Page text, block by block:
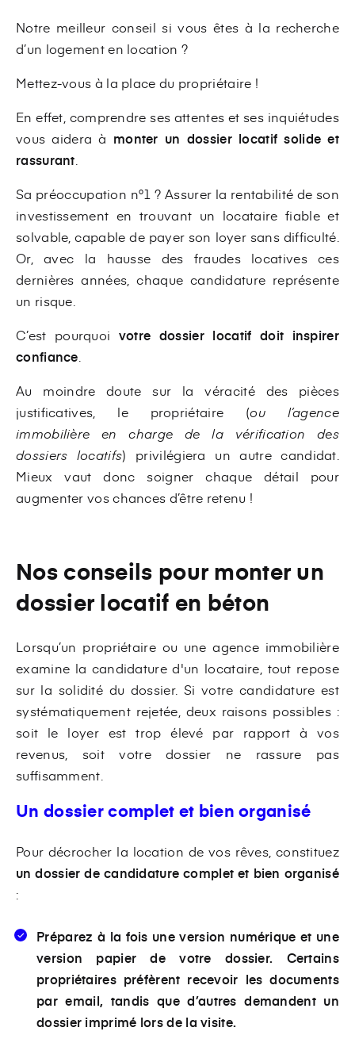
Notre meilleur conseil si vous êtes à la recherche
d’un logement en location ?
Mettez-vous à la place du propriétaire !
En effet, comprendre ses attentes et ses inquiétudes
vous aidera à monter un dossier locatif solide et
rassurant
Sa préoccupation n°1 ? Assurer la rentabilité de son
investissement en trouvant un locataire fiable et
solvable, capable de payer son loyer sans difficulté.
Or, avec la hausse des fraudes locatives ces
dernières années, chaque candidature représente
un risque.
C’est pourquoi votre dossier locatif doit inspirer
confiance
Au moindre doute sur la véracité des pièces
justificatives, le propriétaire (ou l’agence
immobilière en charge de la vérification des
dossiers locatifs) privilégiera un autre candidat.
Mieux vaut donc soigner chaque détail pour
augmenter vos chances d’être retenu !
Nos conseils pour monter un
dossier locatif en béton
Lorsqu’un propriétaire ou une agence immobilière
examine la candidature d'un locataire, tout repose
sur la solidité du dossier. Si votre candidature est
systématiquement rejetée, deux raisons possibles :
soit le loyer est trop élevé par rapport à vos
revenus, soit votre dossier ne rassure pas
suffisamment.
Un dossier complet et bien organisé
Pour décrocher la location de vos rêves, constituez
un dossier de candidature complet et bien organisé
:
Préparez à la fois une version numérique et une
version papier de votre dossier. Certains
propriétaires préfèrent recevoir les documents
par email, tandis que d’autres demandent un
dossier imprimé lors de la visite.